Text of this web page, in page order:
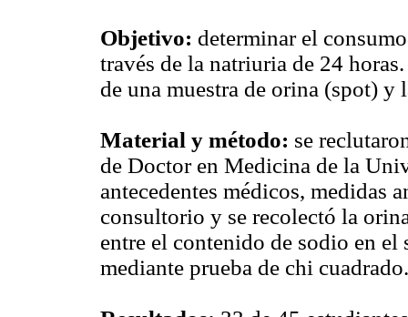
Objetivo: determinar el
través de la natriuria de 24
de una muestra de orina (spot) y
Material y método: se
de Doctor en Medicina de la
antecedentes médicos, medidas
consultorio y se recolectó la
entre el contenido de sodio en
mediante prueba de chi cuadrado.